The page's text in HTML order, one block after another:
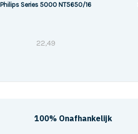
Philips Series 5000 NT5650/16
22,49
100% Onafhankelijk